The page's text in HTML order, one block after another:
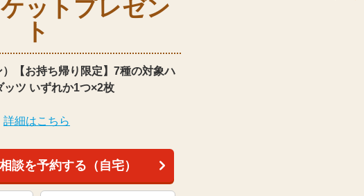
ット プレゼン
ト
【お持ち帰り限定】 7種の対象ハ
ッツ いずれか1つ×2枚
詳細はこちら
談を予約する（自宅）